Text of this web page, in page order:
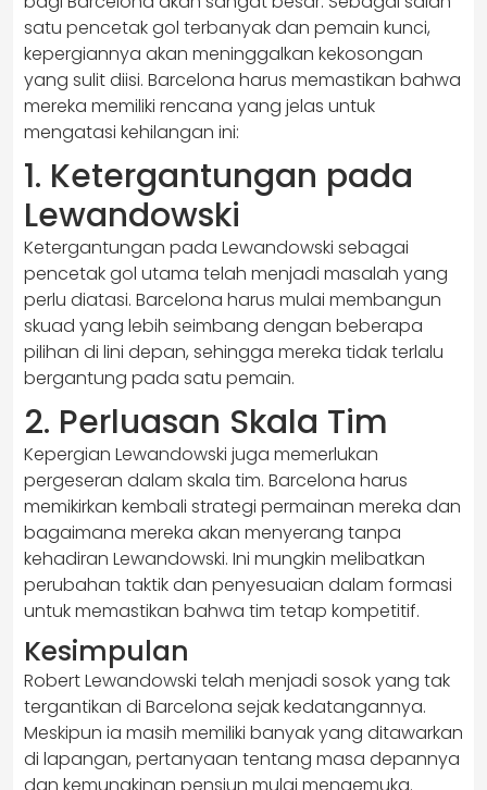
satu pencetak gol terbanyak dan pemain kunci,
kepergiannya akan meninggalkan kekosongan
yang sulit diisi. Barcelona harus memastikan bahwa
mereka memiliki rencana yang jelas untuk
mengatasi kehilangan ini:
1. Ketergantungan pada
Lewandowski
Ketergantungan pada Lewandowski sebagai
pencetak gol utama telah menjadi masalah yang
perlu diatasi. Barcelona harus mulai membangun
skuad yang lebih seimbang dengan beberapa
pilihan di lini depan, sehingga mereka tidak terlalu
bergantung pada satu pemain.
2. Perluasan Skala Tim
Kepergian Lewandowski juga memerlukan
pergeseran dalam skala tim. Barcelona harus
memikirkan kembali strategi permainan mereka dan
bagaimana mereka akan menyerang tanpa
kehadiran Lewandowski. Ini mungkin melibatkan
perubahan taktik dan penyesuaian dalam formasi
untuk memastikan bahwa tim tetap kompetitif.
Kesimpulan
Robert Lewandowski telah menjadi sosok yang tak
tergantikan di Barcelona sejak kedatangannya.
Meskipun ia masih memiliki banyak yang ditawarkan
di lapangan, pertanyaan tentang masa depannya